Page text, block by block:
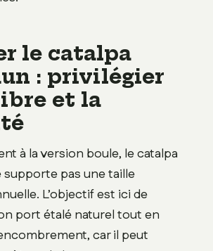
le catalpa
: privilégier
et la
à la version boule, le catalpa
pas une taille
L’objectif est ici de
port étalé naturel tout en
car il peut